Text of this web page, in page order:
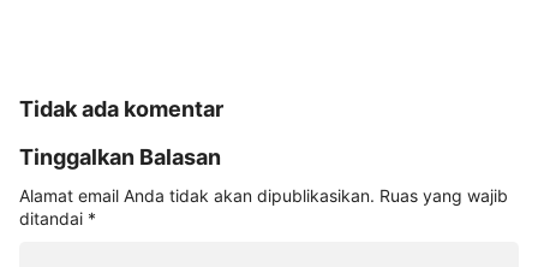
Tidak ada komentar
Tinggalkan Balasan
Alamat email Anda tidak akan dipublikasikan. Ruas yang wajib
ditandai *